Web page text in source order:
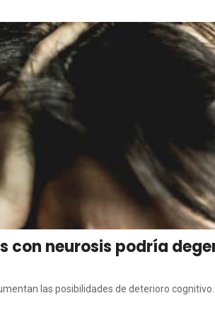
con neurosis podría
las posibilidades de deterioro